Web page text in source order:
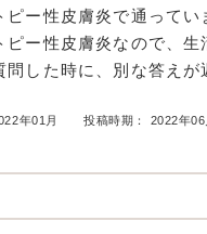
ピー性皮膚炎で通って
ピー性皮膚炎なので、
問した時に、別な答え
年01月 投稿時期： 2022年06